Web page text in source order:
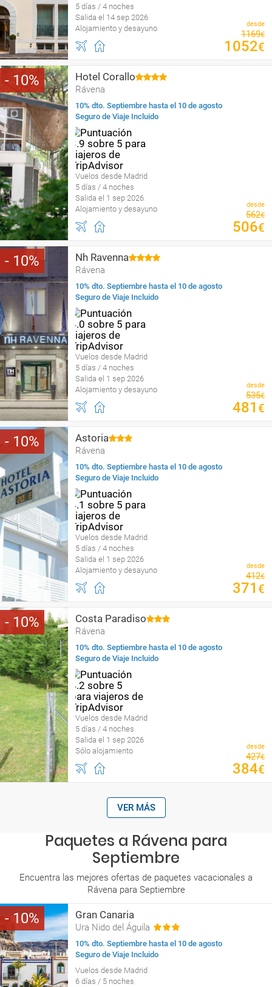
5 días / 4 noches
Salida el 14 sep 2026
Alojamiento y desayuno
desde
1169€
1052€
10 Hotel Corallo
Rávena
10% dto. Septiembre hasta el 10 de agosto
Seguro de Viaje Incluido
Vuelos desde Madrid
5 días / 4 noches
Salida el 1 sep 2026
Alojamiento y desayuno
desde
562€
506€
10 Nh Ravenna
Rávena
10% dto. Septiembre hasta el 10 de agosto
Seguro de Viaje Incluido
Vuelos desde Madrid
5 días / 4 noches
Salida el 1 sep 2026
Alojamiento y desayuno
desde
535€
481 €
10 Astoria
Rávena
10% dto. Septiembre hasta el 10 de agosto
Seguro de Viaje Incluido
Vuelos desde Madrid
5 días / 4 noches
Salida el 1 sep 2026
Alojamiento y desayuno
desde
412€
371 €
10 Costa Paradiso
Rávena
10% dto. Septiembre hasta el 10 de agosto
Seguro de Viaje Incluido
Vuelos desde Madrid
5 días / 4 noches
Salida el 1 sep 2026
Sólo alojamiento
desde
427€
384€
VER MÁS
Paquetes a Rávena para
Septiembre
Encuentra las mejores ofertas de paquetes vacacionales a
Rávena para Septiembre
10 Gran Canaria
Ura Nido del Águila
10% dto. Septiembre hasta el 10 de agosto
Seguro de Viaje Incluido
Vuelos desde Madrid
6 días / 5 noches